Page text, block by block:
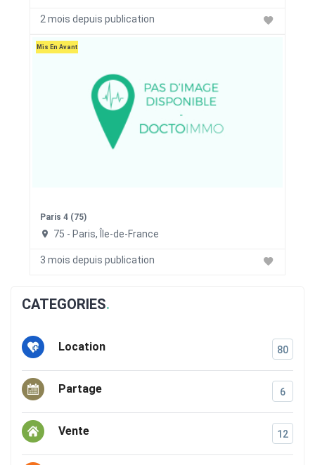
2 mois depuis publication
Mis En Avant
Paris 4 (75)
75 - Paris, Île-de-France
3 mois depuis publication
CATEGORIES
Location 80
Partage 6
Vente 12